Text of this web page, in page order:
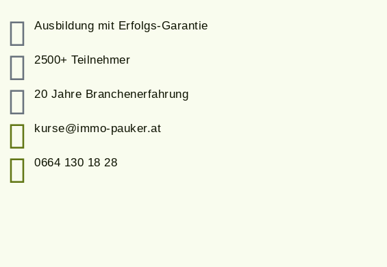
Ausbildung mit Erfolgs-Garantie
2500+ Teilnehmer
20 Jahre Branchenerfahrung
kurse@immo-pauker.at
0664 130 18 28